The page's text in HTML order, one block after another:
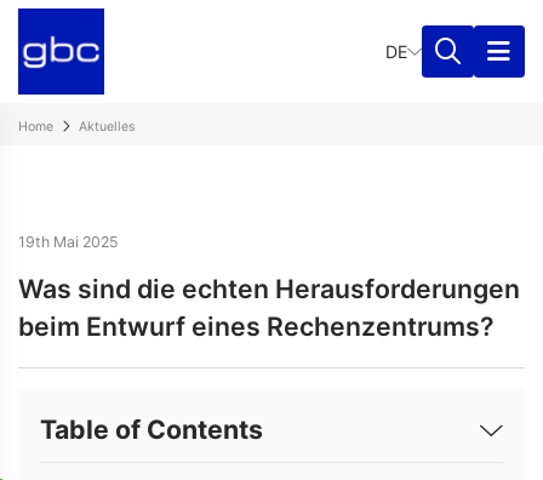
DE
Home Aktuelles
19th Mai 2025
Was sind die echten Herausforderungen
beim Entwurf eines Rechenzentrums?
Table of Contents